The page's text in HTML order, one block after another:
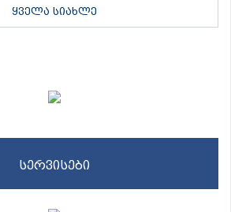
ყველა სიახლე
სერვისები